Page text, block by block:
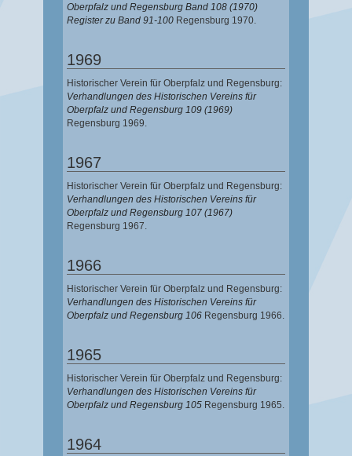
Oberpfalz und Regensburg Band 108 (1970)
Register zu Band 91-100 Regensburg 1970.
1969
Historischer Verein für Oberpfalz und Regensburg:
Verhandlungen des Historischen Vereins für
Oberpfalz und Regensburg 109 (1969)
Regensburg 1969.
1967
Historischer Verein für Oberpfalz und Regensburg:
Verhandlungen des Historischen Vereins für
Oberpfalz und Regensburg 107 (1967)
Regensburg 1967.
1966
Historischer Verein für Oberpfalz und Regensburg:
Verhandlungen des Historischen Vereins für
Oberpfalz und Regensburg 106 Regensburg 1966.
1965
Historischer Verein für Oberpfalz und Regensburg:
Verhandlungen des Historischen Vereins für
Oberpfalz und Regensburg 105 Regensburg 1965.
1964